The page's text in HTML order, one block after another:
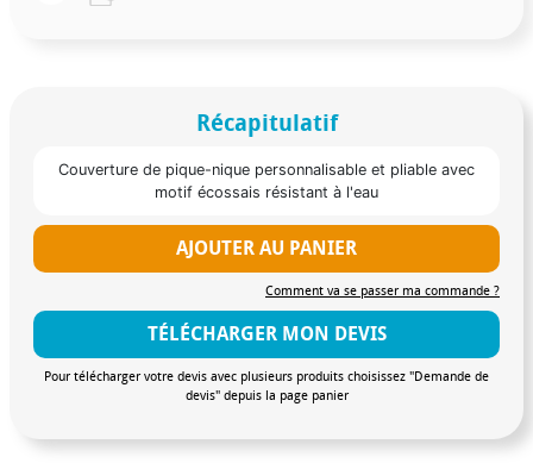
Récapitulatif
Couverture de pique-nique personnalisable et pliable avec
motif écossais résistant à l'eau
AJOUTER AU PANIER
Comment va se passer ma commande ?
TÉLÉCHARGER MON DEVIS
Pour télécharger votre devis avec plusieurs produits choisissez "Demande de
devis" depuis la page panier